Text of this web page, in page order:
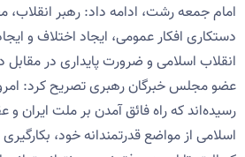
امام جمعه رشت، ادامه داد: رهبر انقلاب،
دستکاری افکار عمومی، ایجاد اختلاف و
انقلاب اسلامی و ضرورت پایداری در
عضو مجلس خبرگان رهبری تصریح کرد:
رسیده‌اند که راه فائق آمدن بر ملت ایران
اسلامی از مواضع قدرتمندانه خود،